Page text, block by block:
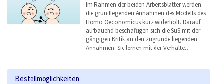
Im Rahmen der beiden Arbeitsblätter werden
die grundlegenden Annahmen des Modells des
Homo Oeconomicus kurz widerholt. Darauf
aufbauend beschäftigen sich die SuS mit der
gängigen Kritik an den zugrunde liegenden
Annahmen. Sie lernen mit der Verhalte…
Bestellmöglichkeiten